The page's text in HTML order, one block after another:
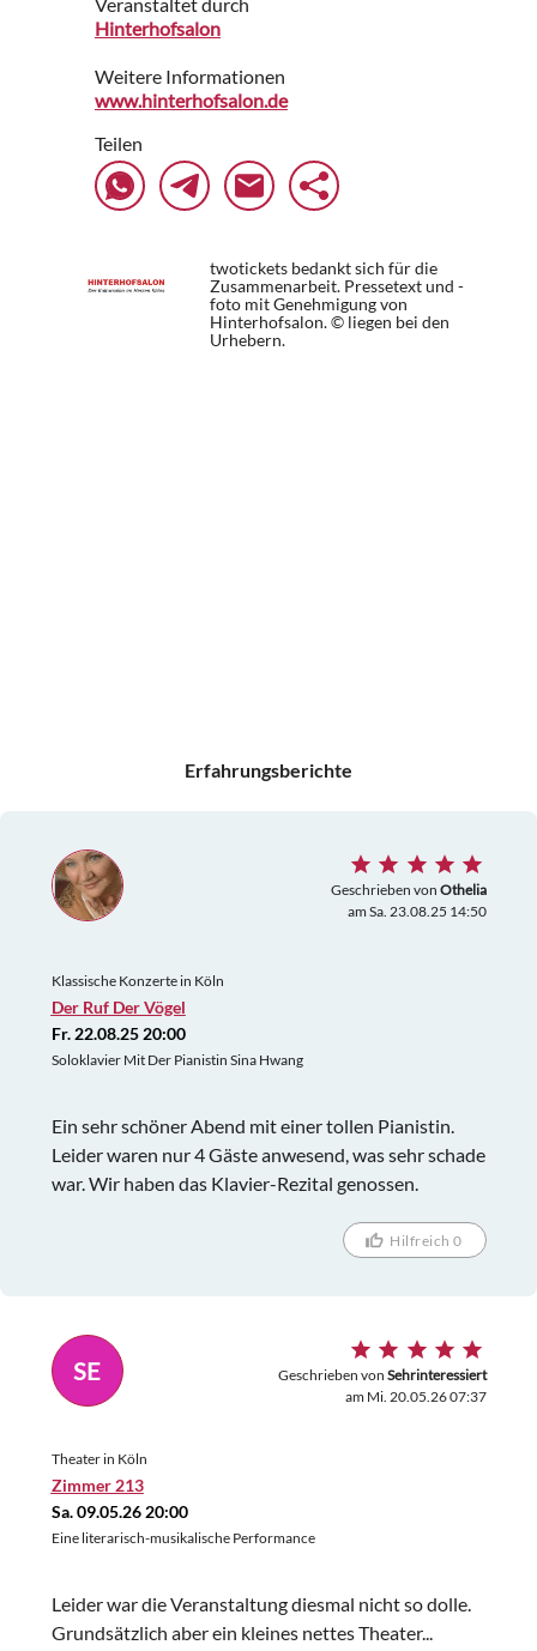
Hinterhofsalon
Weitere Informationen
www.hinterhofsalon.de
Teilen
twotickets bedankt sich für die
Zusammenarbeit. Pressetext und -
foto mit Genehmigung von
Hinterhofsalon. © liegen bei den
Urhebern.
Erfahrungsberichte
Geschrieben von Othelia
am Sa. 23.08.25 14:50
Klassische Konzerte in Köln
Der Ruf Der Vögel
Fr. 22.08.25 20:00
Soloklavier Mit Der Pianistin Sina Hwang
Ein sehr schöner Abend mit einer tollen Pianistin.
Leider waren nur 4 Gäste anwesend, was sehr schade
war. Wir haben das Klavier-Rezital genossen.
Hilfreich 0
SE Geschrieben von Sehrinteressiert
am Mi. 20.05.26 07:37
Theater in Köln
Zimmer 213
Sa. 09.05.26 20:00
Eine literarisch-musikalische Performance
Leider war die Veranstaltung diesmal nicht so dolle.
Grundsätzlich aber ein kleines nettes Theater...